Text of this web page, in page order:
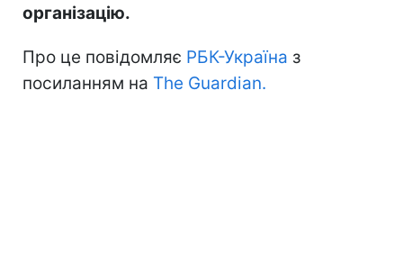
організацію.
Про це повідомляє РБК-Україна з
посиланням на The Guardian.